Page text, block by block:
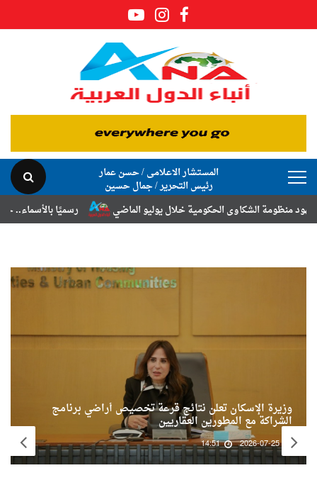
المستشار الاعلامى / حسن عمار
رئيس التحرير / جمال حسين
رسميًا بالأسماء.. حركة الترقيات والتنقلات
خلال يوليو الماضي
وزيرة الإسكان تعلن نتائج قرعة تخصيص أراضي برنامج
الشراكة مع المطورين العقاريين
2026-07-25
14:51